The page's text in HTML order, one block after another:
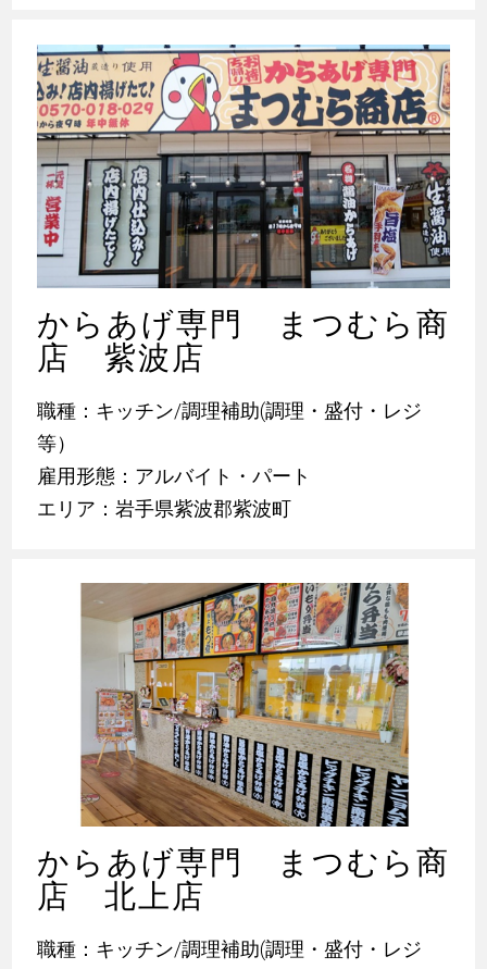
からあげ専門 まつむら商
店 紫波店
職種：キッチン/調理補助(調理・盛付・レジ
等）
雇用形態：アルバイト・パート
エリア：岩手県紫波郡紫波町
からあげ専門 まつむら商
店 北上店
職種：キッチン/調理補助(調理・盛付・レジ